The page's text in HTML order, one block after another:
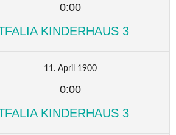
0:00
KINDERHAUS 3
11. April 1900
0:00
KINDERHAUS 3